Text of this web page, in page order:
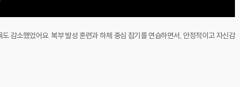
감소했었어요. 복부 발성 훈련과 하체 중심 잡기를 연습하면서, 안정적이고 자신감